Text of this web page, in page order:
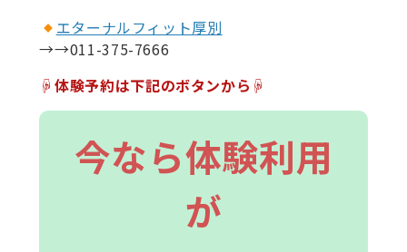
エターナルフィット厚別
→→011-375-7666
☟体験予約は下記のボタンから☟
今なら体験利用
が